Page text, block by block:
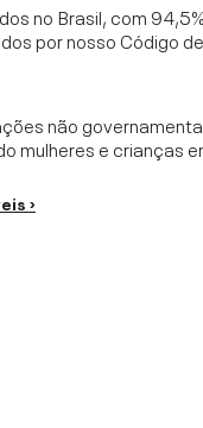
no Brasil, com
por nosso Código
não
mulheres e crianças
›